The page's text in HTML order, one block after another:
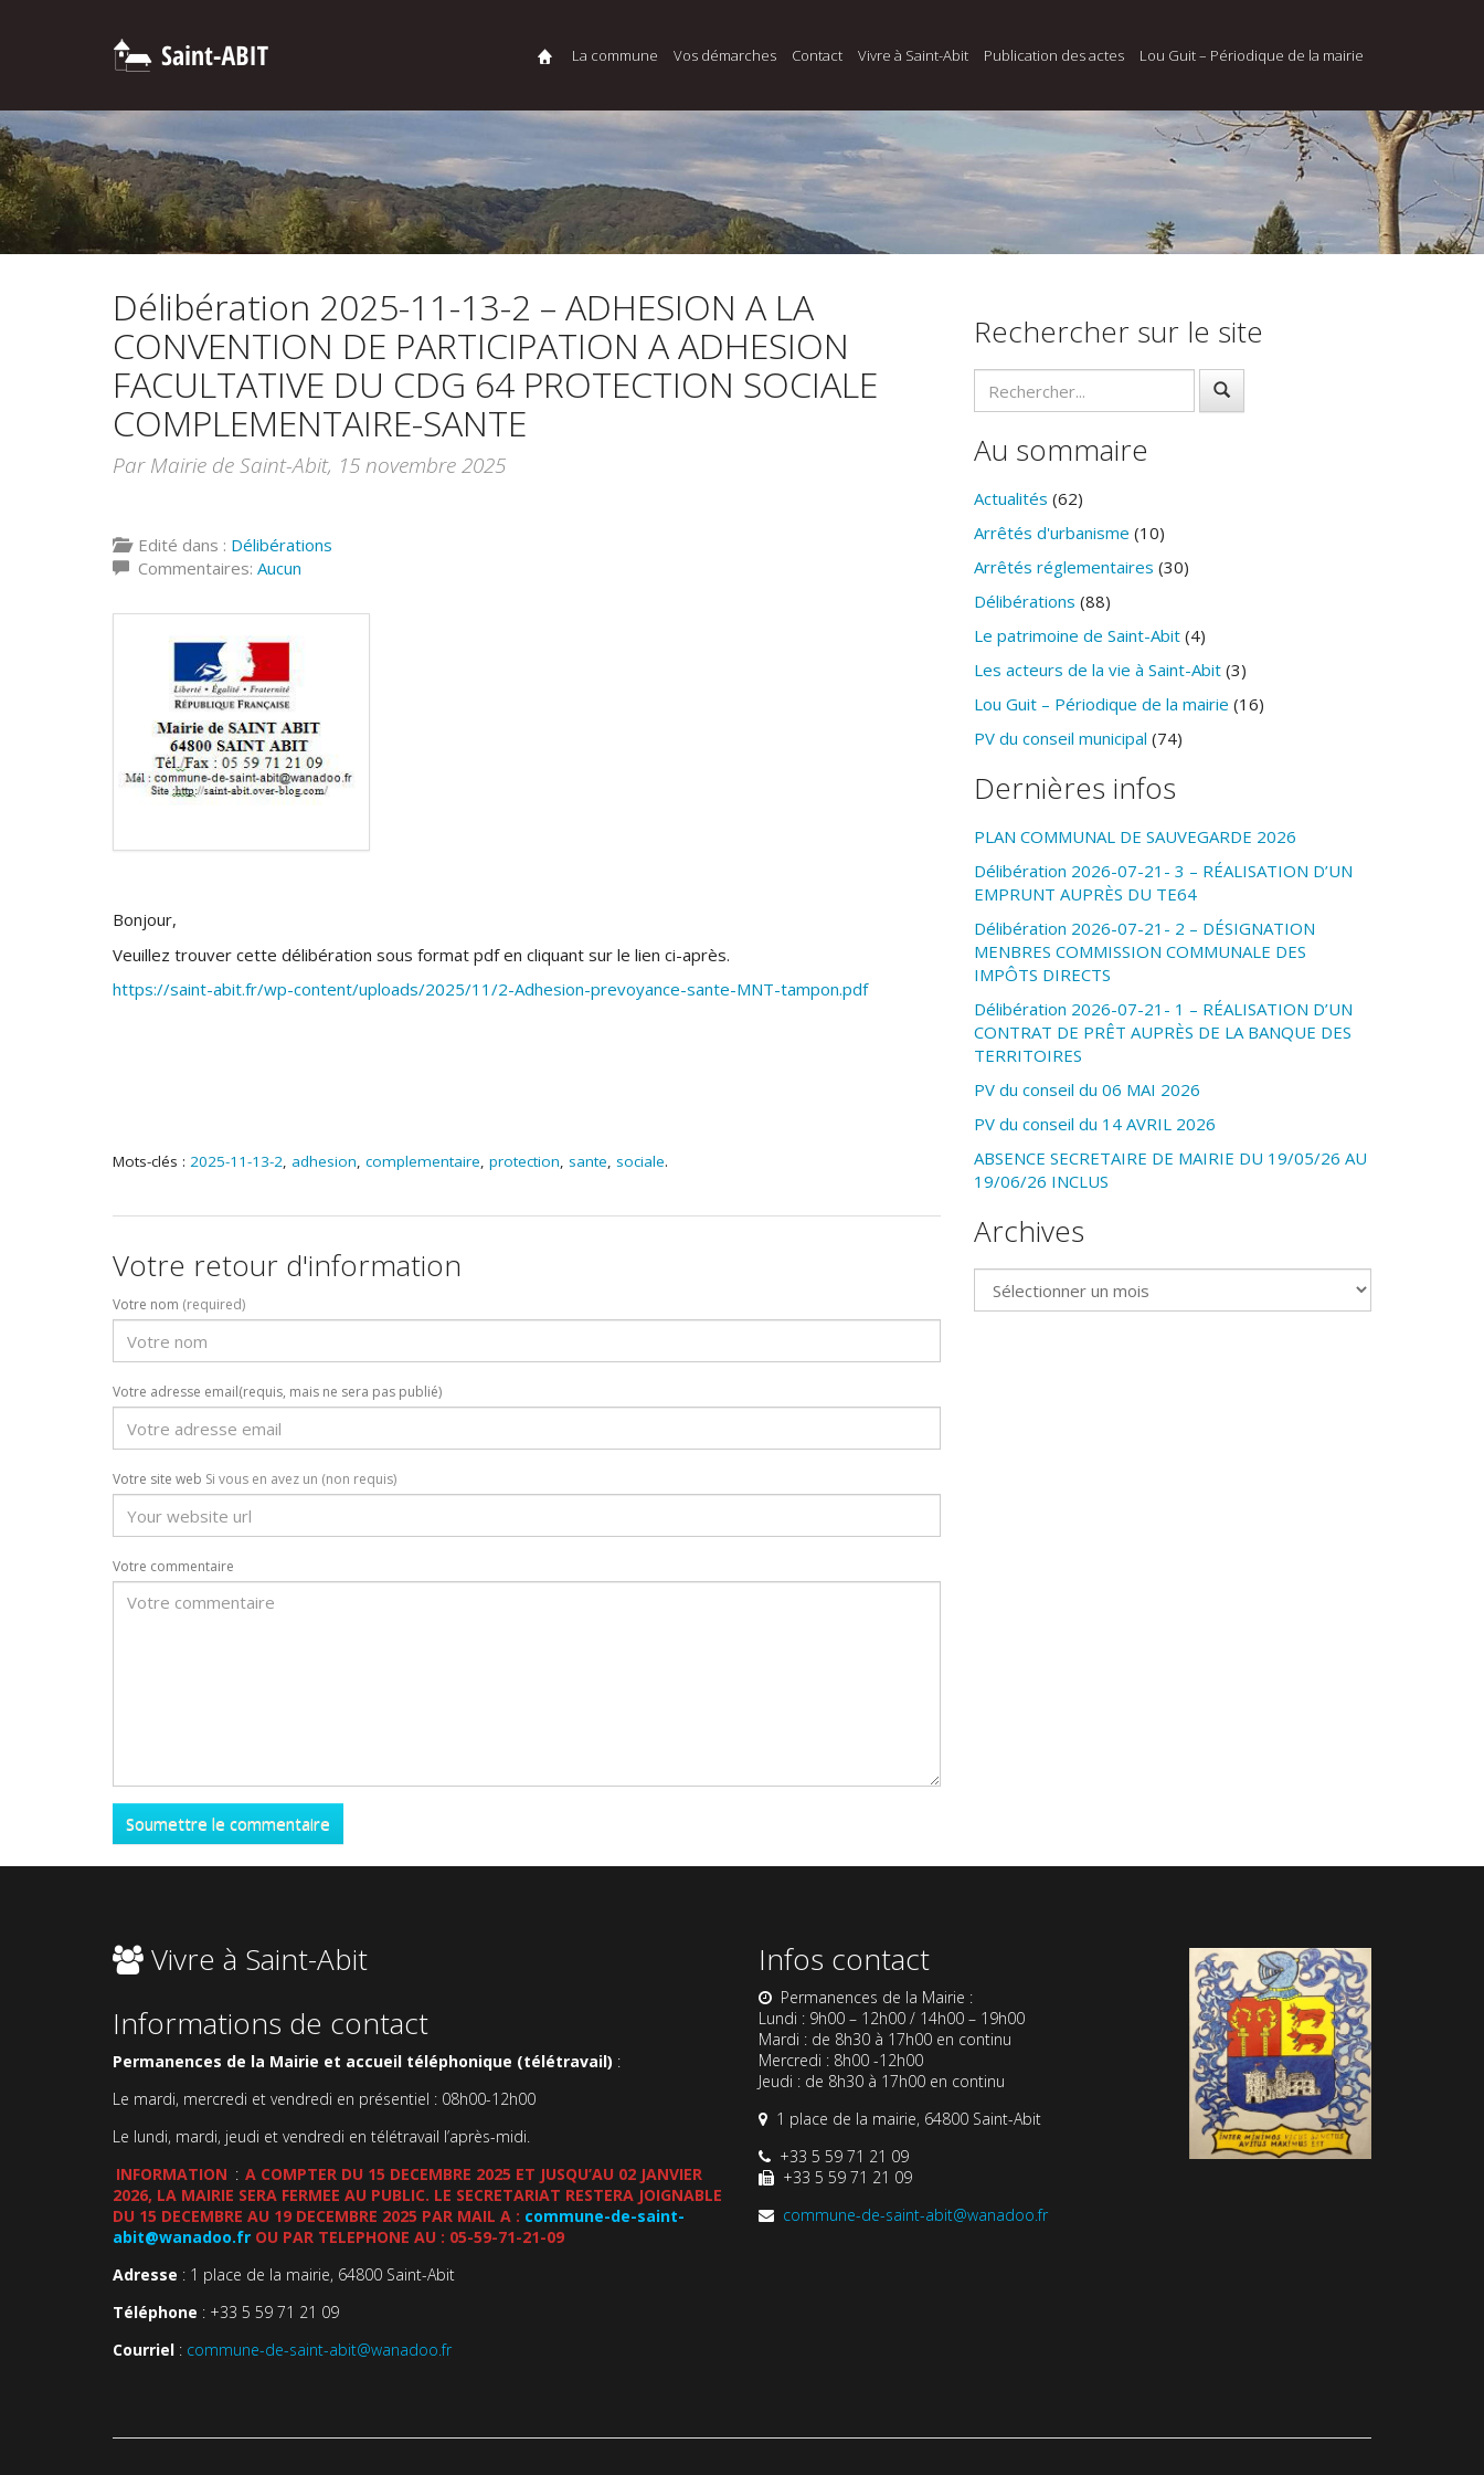
La commune Vos démarches Contact Vivre à Saint-Abit Publication des actes Lou Guit – Périodique de la mairie
Délibération 2025-11-13-2 – ADHESION A LA
CONVENTION DE PARTICIPATION A ADHESION
FACULTATIVE DU CDG 64 PROTECTION SOCIALE
COMPLEMENTAIRE-SANTE
Par Mairie de Saint-Abit, 15 novembre 2025
Edité dans : Délibérations
Commentaires: Aucun
Bonjour,
Veuillez trouver cette délibération sous format pdf en cliquant sur le lien ci-après.
https://saint-abit.fr/wp-content/uploads/2025/11/2-Adhesion-prevoyance-sante-MNT-tampon.pdf
Mots-clés : 2025-11-13-2, adhesion, complementaire, protection, sante, sociale.
Votre retour d'information
Votre nom (required)
Votre adresse email(requis, mais ne sera pas publié)
Votre site web Si vous en avez un (non requis)
Votre commentaire
Rechercher sur le site
Au sommaire
Actualités (62)
Arrêtés d'urbanisme (10)
Arrêtés réglementaires (30)
Délibérations (88)
Le patrimoine de Saint-Abit (4)
Les acteurs de la vie à Saint-Abit (3)
Lou Guit – Périodique de la mairie (16)
PV du conseil municipal (74)
Dernières infos
PLAN COMMUNAL DE SAUVEGARDE 2026
Délibération 2026-07-21- 3 – RÉALISATION D’UN
EMPRUNT AUPRÈS DU TE64
Délibération 2026-07-21- 2 – DÉSIGNATION
MENBRES COMMISSION COMMUNALE DES
IMPÔTS DIRECTS
Délibération 2026-07-21- 1 – RÉALISATION D’UN
CONTRAT DE PRÊT AUPRÈS DE LA BANQUE DES
TERRITOIRES
PV du conseil du 06 MAI 2026
PV du conseil du 14 AVRIL 2026
ABSENCE SECRETAIRE DE MAIRIE DU 19/05/26 AU
19/06/26 INCLUS
Archives
Archives
Vivre à Saint-Abit
Informations de contact
Permanences de la Mairie et accueil téléphonique (télétravail) :
Le mardi, mercredi et vendredi en présentiel : 08h00-12h00
Le lundi, mardi, jeudi et vendredi en télétravail l’après-midi.
INFORMATION : A COMPTER DU 15 DECEMBRE 2025 ET JUSQU’AU 02 JANVIER
2026, LA MAIRIE SERA FERMEE AU PUBLIC. LE SECRETARIAT RESTERA JOIGNABLE
DU 15 DECEMBRE AU 19 DECEMBRE 2025 PAR MAIL A : commune-de-saint-
abit@wanadoo.fr OU PAR TELEPHONE AU : 05-59-71-21-09
Adresse : 1 place de la mairie, 64800 Saint-Abit
Téléphone : +33 5 59 71 21 09
Courriel : commune-de-saint-abit@wanadoo.fr
Infos contact
Permanences de la Mairie :
Lundi : 9h00 – 12h00 / 14h00 – 19h00
Mardi : de 8h30 à 17h00 en continu
Mercredi : 8h00 -12h00
Jeudi : de 8h30 à 17h00 en continu
1 place de la mairie, 64800 Saint-Abit
+33 5 59 71 21 09
+33 5 59 71 21 09
commune-de-saint-abit@wanadoo.fr